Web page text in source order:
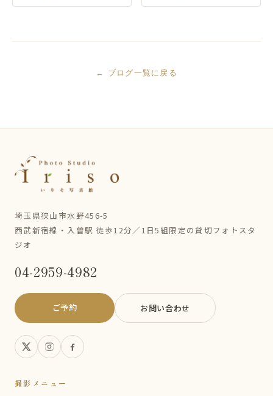
← ブログ一覧に戻る
埼玉県狭山市水野456-5
西武新宿線・入曽駅 徒歩12分／1日5組限定の貸切フォトスタ
ジオ
04-2959-4982
ご予約 お問い合わせ
撮影メニュー